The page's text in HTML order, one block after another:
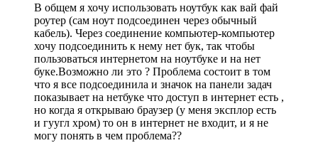
В общем я хочу использовать ноутбук как вай фай
роутер (сам ноут подсоединен через обычный
кабель). Через соединение компьютер-компьютер
хочу подсоединить к нему нет бук, так чтобы
пользоваться интернетом на ноутбуке и на нет
буке.Возможно ли это ? Проблема состоит в том
что я все подсоединила и значок на панели задач
показывает на нетбуке что доступ в интернет есть ,
но когда я открываю браузер (у меня эксплор есть
и гуугл хром) то он в интернет не входит, и я не
могу понять в чем проблема??